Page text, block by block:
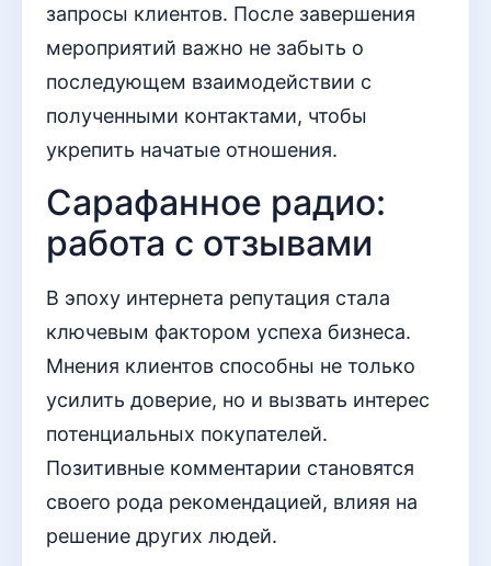
запросы клиентов. После завершения
мероприятий важно не забыть о
последующем взаимодействии с
полученными контактами, чтобы
укрепить начатые отношения.
Сарафанное радио:
работа с отзывами
В эпоху интернета репутация стала
ключевым фактором успеха бизнеса.
Мнения клиентов способны не только
усилить доверие, но и вызвать интерес
потенциальных покупателей.
Позитивные комментарии становятся
своего рода рекомендацией, влияя на
решение других людей.